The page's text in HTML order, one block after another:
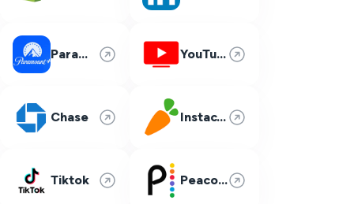
Paramount Plus YouTube TV
Chase Instacart
Tiktok Peacock